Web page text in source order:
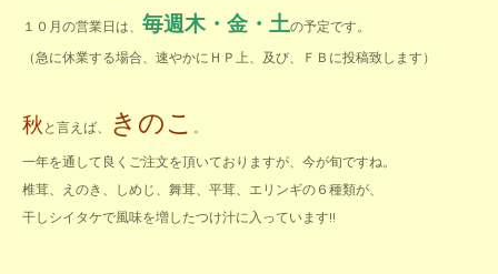
１０月の営業日は、 毎週木・金・土の予定です。
（急に休業する場合、速やかにＨＰ上、及び、ＦＢに投稿致します）
秋 と言えば、 きのこ 。
一年を通して良くご注文を頂いておりますが、今が旬ですね。
椎茸、えのき、しめじ、舞茸、平茸、エリンギの６種類が、
干しシイタケで風味を増したつけ汁に入っています!!